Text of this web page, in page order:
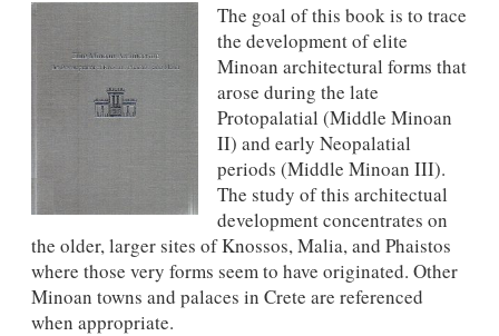
The goal of this book is to trace
the development of elite
Minoan architectural forms that
arose during the late
Protopalatial (Middle Minoan
II) and early Neopalatial
periods (Middle Minoan III).
The study of this architectual
development concentrates on
the older, larger sites of Knossos, Malia, and Phaistos
where those very forms seem to have originated. Other
Minoan towns and palaces in Crete are referenced
when appropriate.